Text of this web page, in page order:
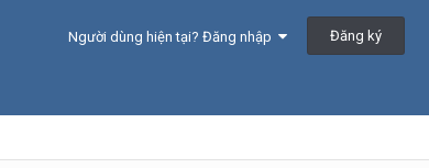
Người dùng hiện tại? Đăng nhập Đăng ký